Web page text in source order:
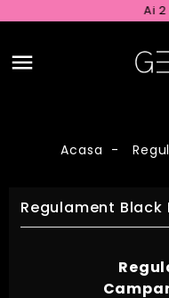
Ai 2
Acasa
Regulament Black